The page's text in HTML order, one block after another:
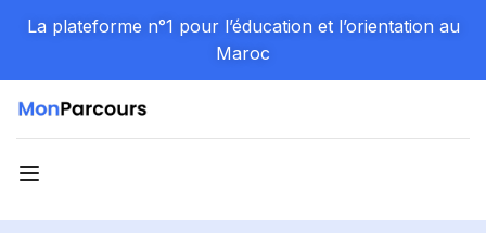
La plateforme n°1 pour l’éducation et l’orientation au
Maroc